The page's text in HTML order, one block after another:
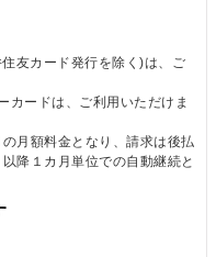
われるもので、ハ
とローリスク・ロー
を組み合わせる投
テック企業は相関性
リターンを見込めま
友カード発行を除く)は、ご
ードは、ご利用いただけま
月額料金となり、請求は後払
降１カ月単位での自動継続と